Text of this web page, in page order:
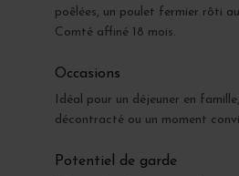
poêlées, un poulet fermier rôti
Comté affiné 18 mois.
Occasions
Idéal pour un déjeuner en
décontracté ou un moment
Potentiel de garde